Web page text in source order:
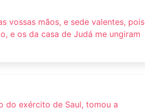
vossas mãos, e sede valentes, pois
e os da casa de Judá me ungiram
do exército de Saul, tomou a